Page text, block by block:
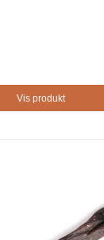
Vis produkt